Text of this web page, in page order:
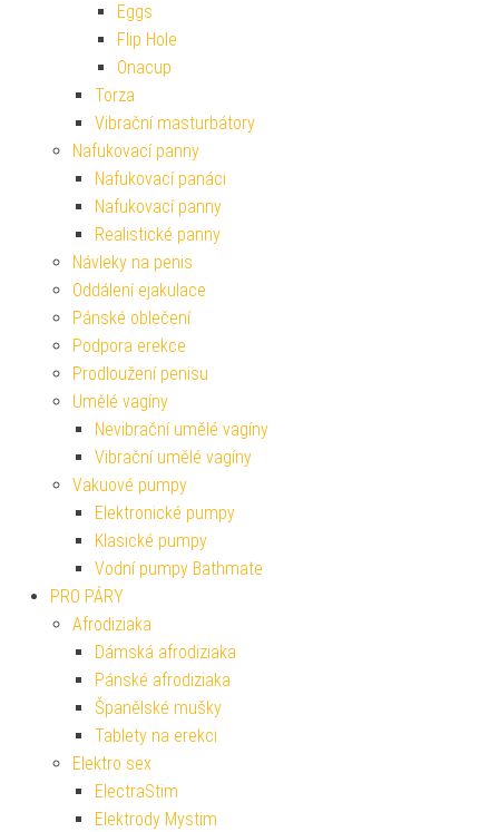
Eggs
Flip Hole
Onacup
Torza
Vibrační masturbátory
Nafukovací panny
Nafukovací panáci
Nafukovací panny
Realistické panny
Návleky na penis
Oddálení ejakulace
Pánské oblečení
Podpora erekce
Prodloužení penisu
Umělé vagíny
Nevibrační umělé vagíny
Vibrační umělé vagíny
Vakuové pumpy
Elektronické pumpy
Klasické pumpy
Vodní pumpy Bathmate
PRO PÁRY
Afrodiziaka
Dámská afrodiziaka
Pánské afrodiziaka
Španělské mušky
Tablety na erekci
Elektro sex
ElectraStim
Elektrody Mystim